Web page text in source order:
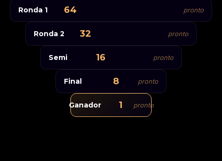
Ronda inicial
Cuartos de final
Semifinal
Un solo campeón
LENTO
HUECOS TRIPLES
RASTRO GRUESO
ZIGZAG
SOLO DERECHA
Ronda 1 64 pronto
Ronda 2 32 pronto
Semi 16 pronto
Final 8 pronto
Ganador 1 pronto